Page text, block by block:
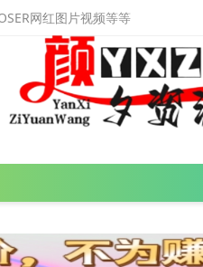
网红图片视频等等